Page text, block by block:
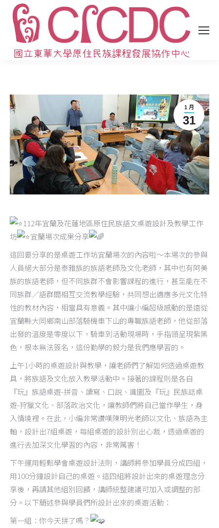
1 月
31
112年宜蘭及花蓮地區原住民族語文桌遊設計及教學工作
坊
宜蘭場次成果分享
這回要分享的是桌遊工作坊宜蘭場次的內容啦～本場次的參與
人員絕大部分是泰雅族的族語老師及文化老師，其中也有阿美
族的族語老師，但不同族群不會影響課程的進行，甚至能在不
同族群／語群間相互交流教學經驗，共同想出適應多元文化特
性的教材內容，相當具有意義。其中讓小編超級感動的是遠從
宜蘭縣大同鄉南山部落騎機車下山的專職族語老師，他從部落
出發的溫度是零度以下，騎車到活動現場時，手指頭呈現紫黑
色，根本無法簽名，這份勤學的毅力是我們應學習的。
上午1小時的桌遊設計與教學，讓老師們了解如何透過桌遊教
具，將族語及文化放入教學活動中。接著的課程則是各自
『玩』族語桌遊-拼音、讀寫、口說、識圖及『玩』民族誌桌
遊-狩獵文化、部落政治文化，讓教師們將自己當作學生，身
入情境裡。在此，小編非常讚嘆陳明光老師以文化、族語為主
軸，設計出7組桌遊，每組桌遊的設計別出心裁，透過桌遊的
進行去加深文化學習的內容，非常厲害！
下午運用輕鬆學會桌遊設計法則，講師將參加學員分成四組，
用100分鐘設計自己的桌遊。這四組將設計出來的桌遊理念分
享後，再請其他組別回饋，講師統整建議可加入或調整的部
分。以下簡述參與學員們所設計出來的桌遊活動：
第一組：你今天拼了嗎？